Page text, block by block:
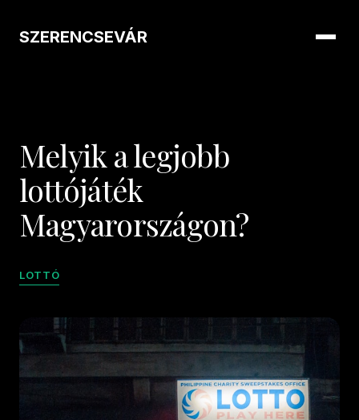
SZERENCSEVÁR
Melyik a legjobb
lottójáték
Magyarországon?
LOTTÓ